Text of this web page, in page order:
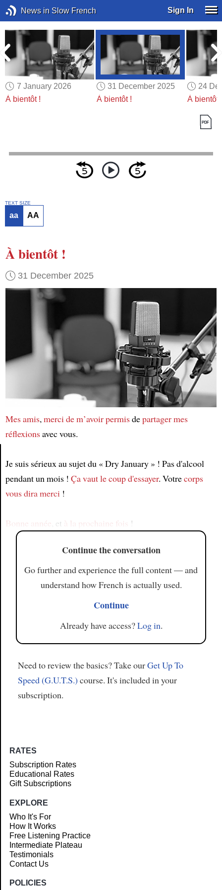
News in Slow French Sign In
7 January 2026
À bientôt !
31 December 2025
À bientôt !
24
À bientôt !
TEXT SIZE
aa AA
À bientôt !
31 December 2025
Mes amis,merci de m’avoir permisdepartager mes
réflexionsavec vous.
Je suis sérieux au sujet du « Dry January » ! Pas d'alcool
pendant un mois ! Ça vaut le coup d'essayer. Votrecorps
vous dira merci!
Bonne année , et à la prochaine fois !
Continue the conversation
Go further and experience the full content — and
understand how French is actually used.
Continue
Already have access?Log in.
Need to review the basics? Take ourGet Up To
Speed (G.U.T.S.) course. It's included in your
subscription.
RATES
Subscription Rates
Educational Rates
Gift Subscriptions
EXPLORE
Who It's For
How It Works
Free Listening Practice
Intermediate Plateau
Testimonials
Contact Us
POLICIES